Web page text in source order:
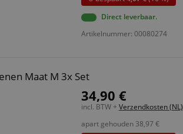
Direct leverbaar.
Artikelnummer: 00080274
Maat M 3x Set
34,90 €
incl. BTW + Verzendkosten (NL)
apart gehouden 38,97 €
service om
across page
are used by the
so users can